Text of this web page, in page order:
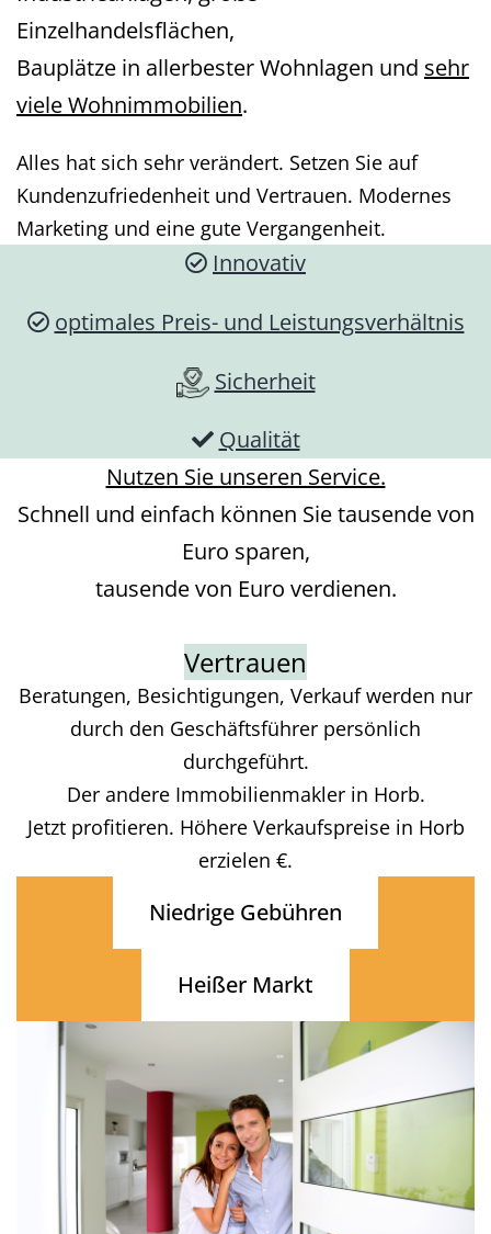
Einzelhandelsflächen,
Bauplätze in allerbester Wohnlagen und sehr
viele Wohnimmobilien.
Alles hat sich sehr verändert. Setzen Sie auf
Kundenzufriedenheit und Vertrauen. Modernes
Marketing und eine gute Vergangenheit.
Innovativ
optimales Preis- und Leistungsverhältnis
Sicherheit
Qualität
Nutzen Sie unseren Service.
Schnell und einfach können Sie tausende von
Euro sparen,
tausende von Euro verdienen.
Vertrauen
Beratungen, Besichtigungen, Verkauf werden nur
durch den Geschäftsführer persönlich
durchgeführt.
Der andere Immobilienmakler in Horb.
Jetzt profitieren. Höhere Verkaufspreise in Horb
erzielen €.
Niedrige Gebühren
Heißer Markt